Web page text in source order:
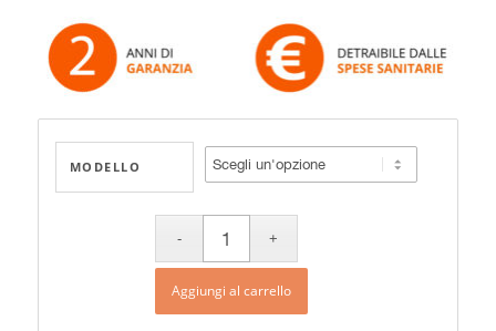
30,00 €
MODELLO
Aggiungi al carrello